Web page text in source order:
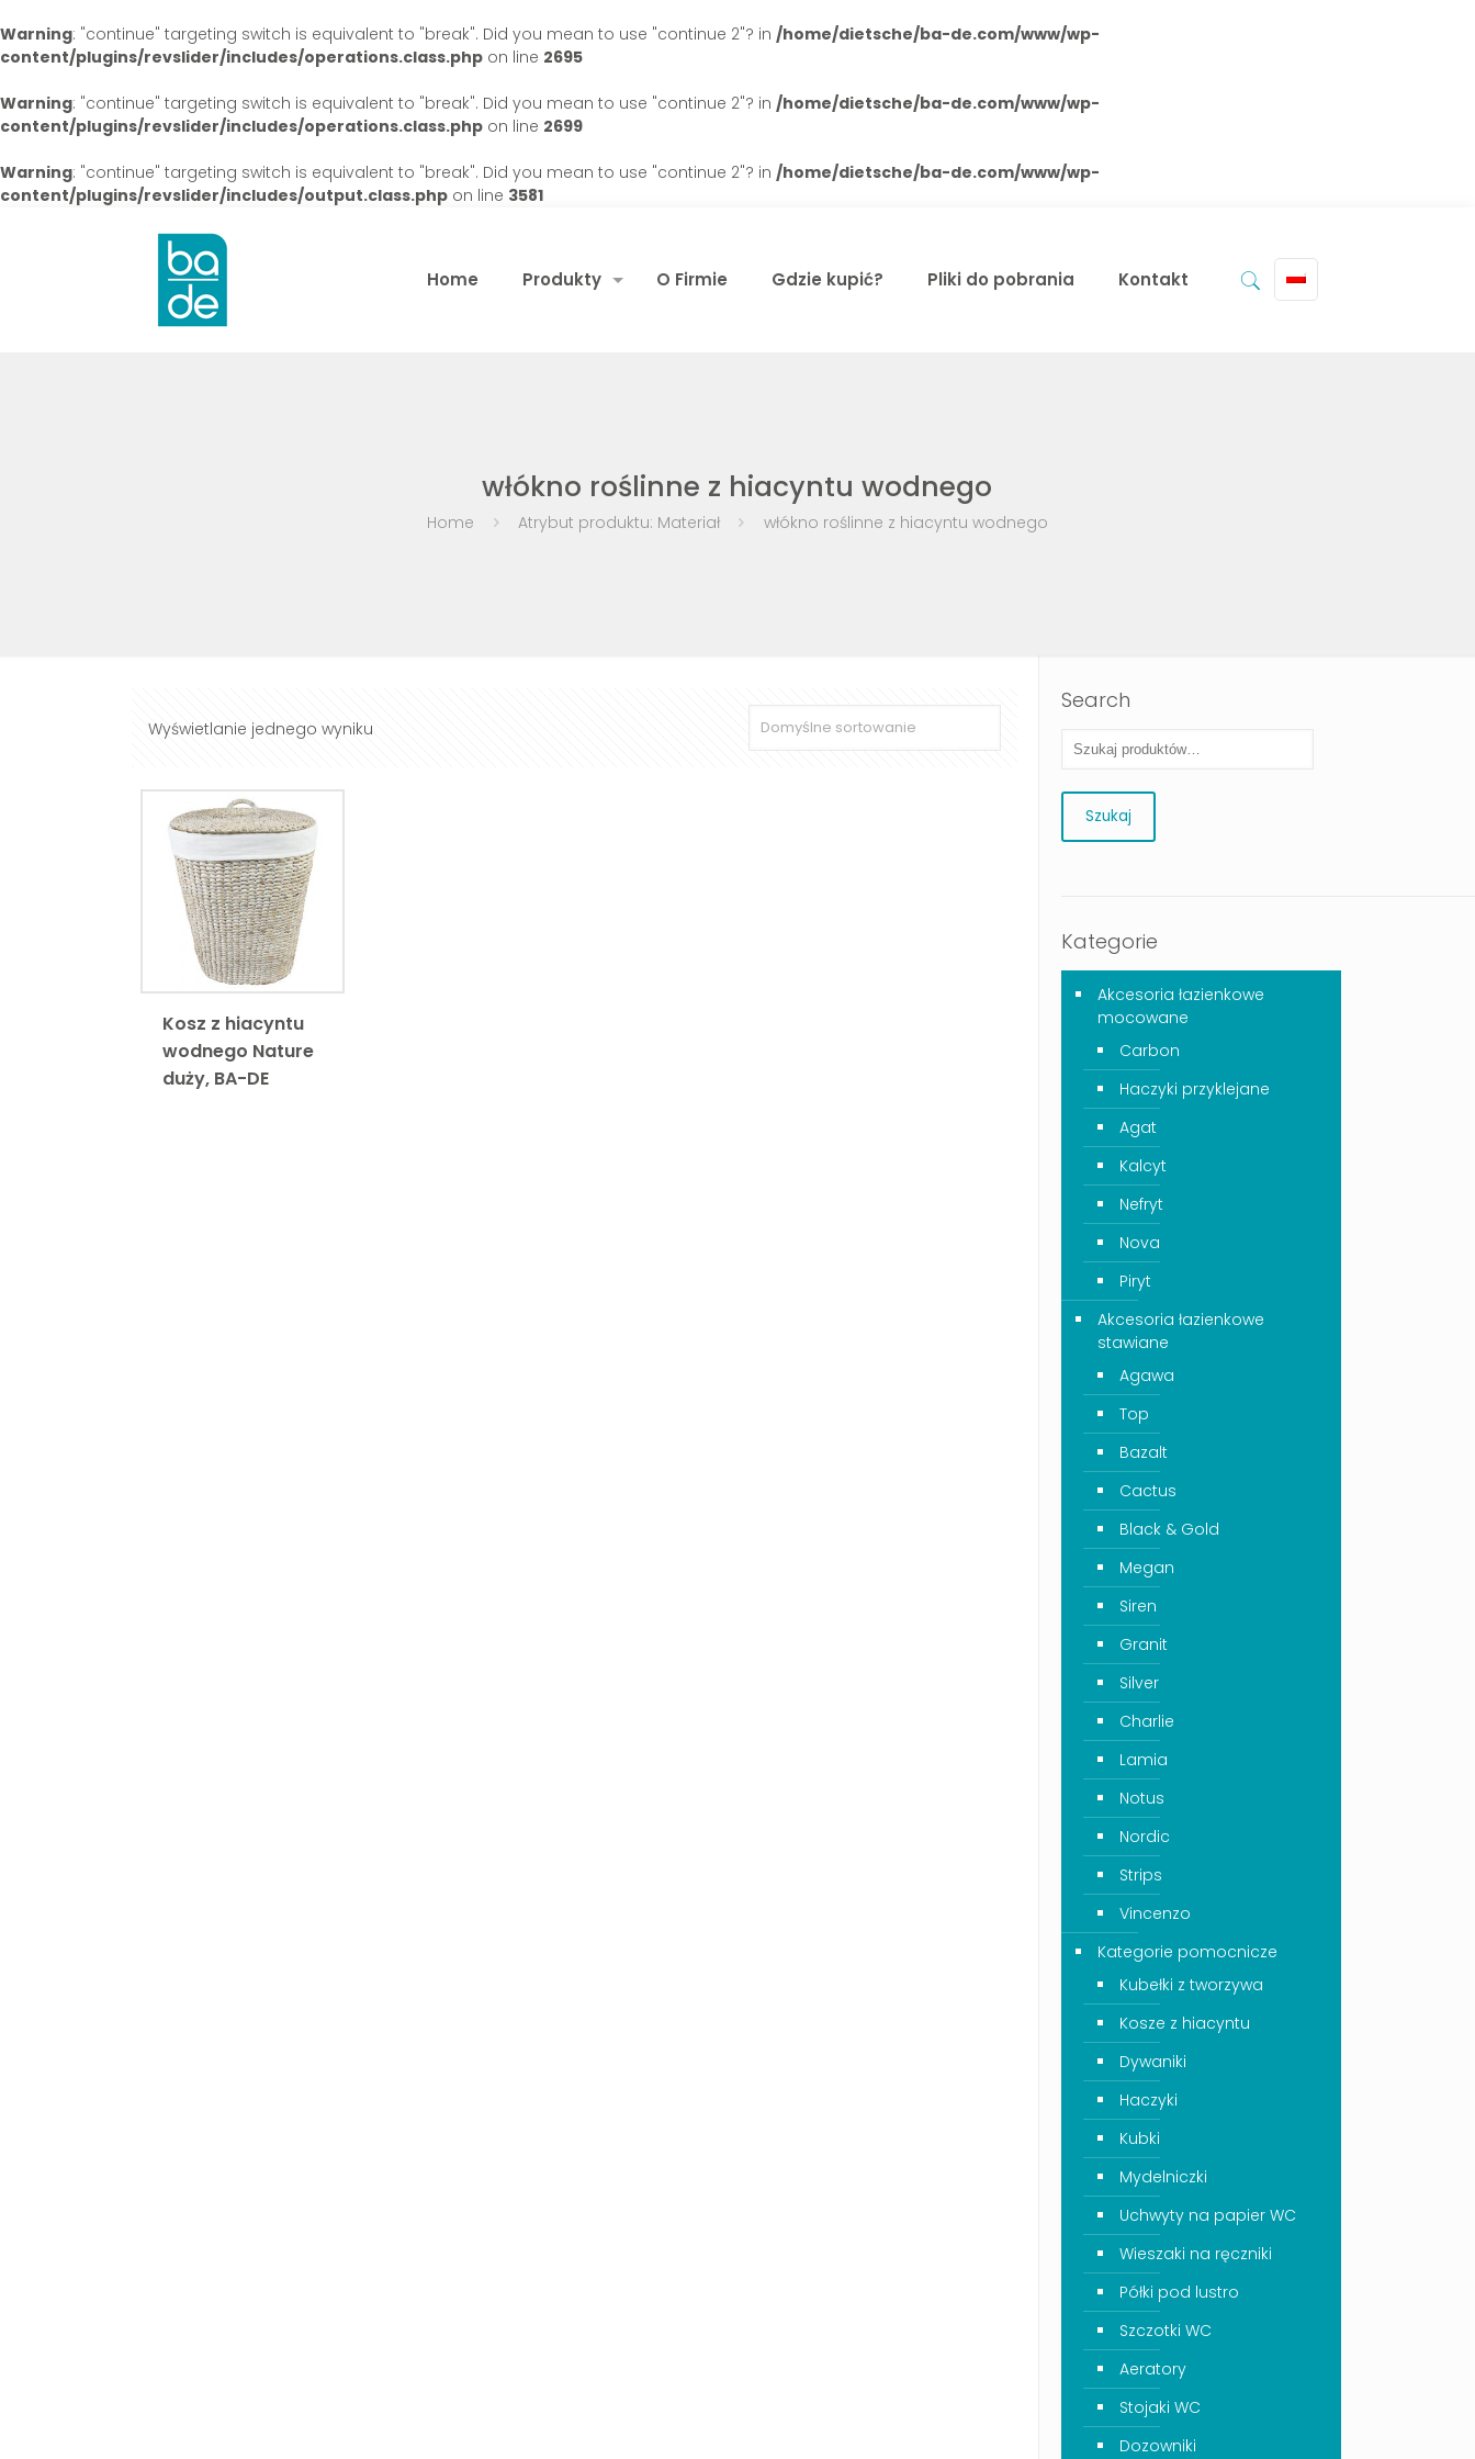
Warning: "continue" targeting switch is equivalent to "break". Did you mean to use "continue 2"? in /home/dietsche/ba-de.com/www/wp-
content/plugins/revslider/includes/operations.class.php on line 2695
Warning: "continue" targeting switch is equivalent to "break". Did you mean to use "continue 2"? in /home/dietsche/ba-de.com/www/wp-
content/plugins/revslider/includes/operations.class.php on line 2699
Warning: "continue" targeting switch is equivalent to "break". Did you mean to use "continue 2"? in /home/dietsche/ba-de.com/www/wp-
content/plugins/revslider/includes/output.class.php on line 3581
Home Produkty O Firmie Gdzie kupić? Pliki do pobrania Kontakt
włókno roślinne z hiacyntu wodnego
Home Atrybut produktu: Materiał włókno roślinne z hiacyntu wodnego
Wyświetlanie jednego wyniku
Kosz z hiacyntu
wodnego Nature
duży, BA-DE
Search
Szukaj
Kategorie
Akcesoria łazienkowe
mocowane
Carbon
Haczyki przyklejane
Agat
Kalcyt
Nefryt
Nova
Piryt
Akcesoria łazienkowe
stawiane
Agawa
Top
Bazalt
Cactus
Black & Gold
Megan
Siren
Granit
Silver
Charlie
Lamia
Notus
Nordic
Strips
Vincenzo
Kategorie pomocnicze
Kubełki z tworzywa
Kosze z hiacyntu
Dywaniki
Haczyki
Kubki
Mydelniczki
Uchwyty na papier WC
Wieszaki na ręczniki
Półki pod lustro
Szczotki WC
Aeratory
Stojaki WC
Dozowniki